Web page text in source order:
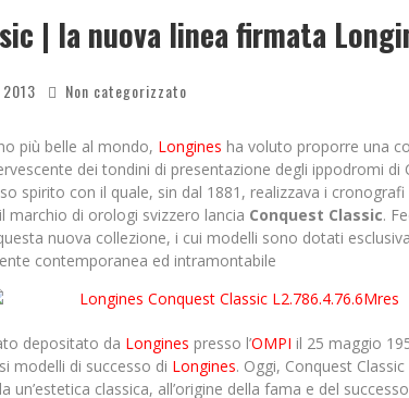
| la nuova linea firmata
Non categorizzato
più belle al mondo, Longines ha voluto proporre una
dei tondini di presentazione degli ippodromi di
spirito con il quale, sin dal 1881, realizzava i
marchio di orologi svizzero lancia Conquest Classic.
nuova collezione, i cui modelli sono dotati
contemporanea ed intramontabile
depositato da Longines presso l’OMPI il 25 maggio
modelli di successo di Longines. Oggi, Conquest
un’estetica classica, all’origine della fama e del